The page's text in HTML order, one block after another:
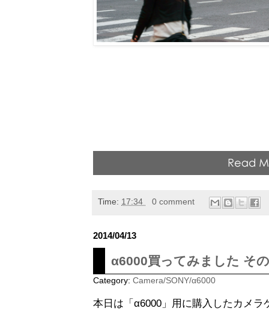
Time: 17:34 0 comment
2014/04/13
α6000買ってみました そ
Category: Camera/SONY/α6000
本日は「α6000」用に購入したカメラ